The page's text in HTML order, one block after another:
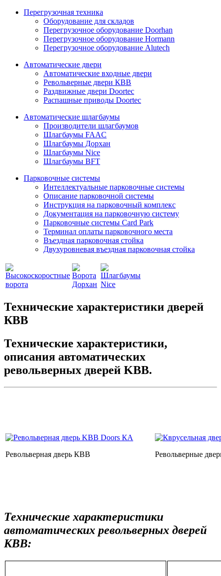
Перегрузочная техника
Оборудование для складов
Перегрузочное оборудование Doorhan
Перегрузочное оборудование Hormann
Перегрузочное оборудование Alutech
Автоматические двери
Автоматические входные двери
Револьверные двери КВВ
Раздвижные двери Doortec
Распашные приводы Doortec
Автоматические шлагбаумы
Производители шлагбаумов
Шлагбаумы FAAC
Шлагбаумы Дорхан
Шлагбаумы Nice
Шлагбаумы BFT
Парковочные системы
Интеллектуальные парковочные системы
Описание парковочной системы
Инструкция на парковочный комплекс
Документация на парковочную систему
Парковочные системы Card Park
Терминал оплаты парковочного места
Въездная парковочная стойка
Двухуровневая въездная парковочная стойка
Технические характеристики дверей
КВВ
Технические характеристики,
описания автоматических
револьверных дверей KBB.
Револьверная дверь КВВ Револьверные
Технические характеристики
автоматических револьверных дверей
КВВ: